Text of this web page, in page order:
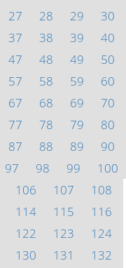
27 28 29
30
37 38 39
40
47 48 49
50
57 58 59
60
67 68 69
70
77 78 79
80
87 88 89
90
97 98 99
100
106 107
108
114 115
116
122 123
124
130 131
132